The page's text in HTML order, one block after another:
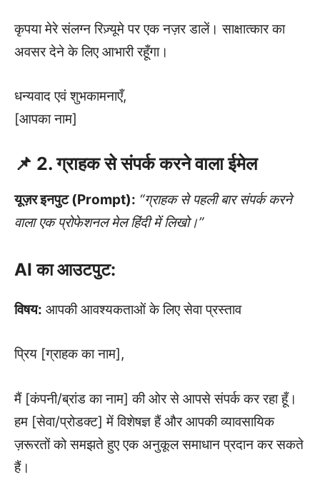
कृपया मेरे संलग्न रिज़्यूमे पर एक नज़र डालें। साक्षात्कार का
अवसर देने के लिए आभारी रहूँगा।
धन्यवाद एवं शुभकामनाएँ,
[आपका नाम]
📌 2. ग्राहक से संपर्क करने वाला ईमेल
यूज़र इनपुट (Prompt): “ग्राहक से पहली बार संपर्क करने
वाला एक प्रोफेशनल मेल हिंदी में लिखो।”
AI का आउटपुट:
विषय: आपकी आवश्यकताओं के लिए सेवा प्रस्ताव
प्रिय [ग्राहक का नाम],
मैं [कंपनी/ब्रांड का नाम] की ओर से आपसे संपर्क कर रहा हूँ।
हम [सेवा/प्रोडक्ट] में विशेषज्ञ हैं और आपकी व्यावसायिक
ज़रूरतों को समझते हुए एक अनुकूल समाधान प्रदान कर सकते
हैं।